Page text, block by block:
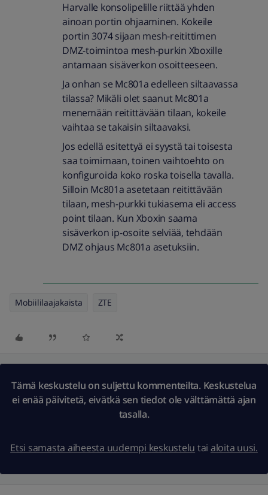
Harvalle konsolipelille riittää yhden
ainoan portin ohjaaminen. Kokeile
portin 3074 sijaan mesh-reitittimen
DMZ-toimintoa mesh-purkin Xboxille
antamaan sisäverkon osoitteeseen.
Ja onhan se Mc801a edelleen siltaavassa
tilassa? Mikäli olet saanut Mc801a
menemään reitittävään tilaan, kokeile
vaihtaa se takaisin siltaavaksi.
Jos edellä esitettyä ei syystä tai toisesta
saa toimimaan, toinen vaihtoehto on
konfiguroida koko roska toisella tavalla.
Silloin Mc801a asetetaan reitittävään
tilaan, mesh-purkki tukiasema eli access
point tilaan. Kun Xboxin saama
sisäverkon ip-osoite selviää, tehdään
DMZ ohjaus Mc801a asetuksiin.
Mobiililaajakaista ZTE
Tämä keskustelu on suljettu kommenteilta. Keskustelua
ei enää päivitetä, eivätkä sen tiedot ole välttämättä ajan
tasalla.
Etsi samasta aiheesta uudempi keskustelu tai aloita uusi.